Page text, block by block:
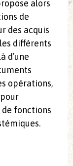
alors
de
des acquis
différents
d’une
opérations,
fonctions